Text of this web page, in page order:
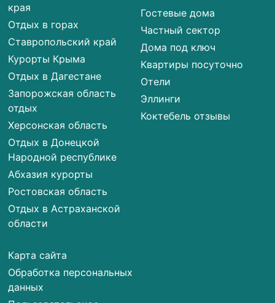
края
Отдых в горах
Ставропольский край
Курорты Крыма
Отдых в Дагестане
Запорожская область
отдых
Херсонская область
Отдых в Донецкой
Народной республике
Абхазия курорты
Ростовская область
Отдых в Астраханской
области
Карта сайта
Обработка персональных
данных
Гостевые дома
Частный сектор
Дома под ключ
Квартиры посуточно
Отели
Эллинги
Коктебель отзывы